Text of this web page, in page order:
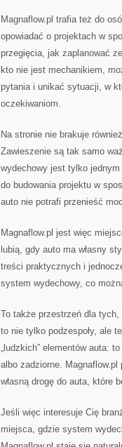
Magnaflow.pl trafia też do
opowiadać o projektach w
przegięcia, jak zaplanować
kto nie jest mechanikiem,
pytania i unikać sytuacji, w
oczekiwaniom.
Na stronie nie brakuje
Zawieszenie są tak samo
wydechowy jest tylko
do budowania projektu w
auto nie potrafi przenieść
Magnaflow.pl jest więc
lubią, gdy auto ma własny
treści praktycznych i
system wydechowy, co
To także przestrzeń dla
to nie tylko podzespoły, ale
„ludzkich” elementów auta:
albo zadziorne. Magnaflow.pl
własną drogę do auta, które
Jeśli więc interesuje Cię
miejsca, gdzie system